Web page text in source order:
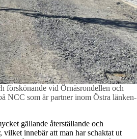
förskönande vid Örnäsrondellen och
NCC som är partner inom Östra länken-
gällande återställande och
vilket innebär att man har schaktat ut